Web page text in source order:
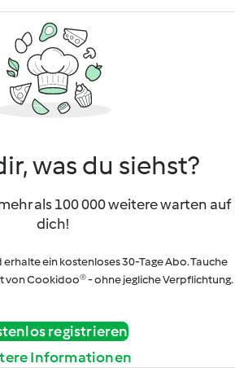
was du siehst?
als 100 000 weitere warten auf
dich!
ein kostenloses 30-Tage Abo. Tauche
von Cookidoo® - ohne jegliche Verpflichtung.
registrieren
Informationen